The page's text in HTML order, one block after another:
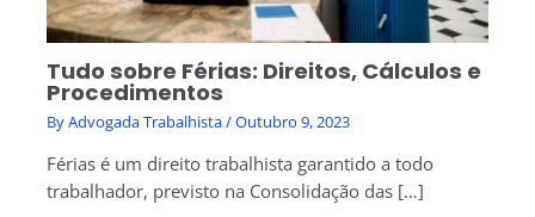
Tudo sobre Férias: Direitos, Cálculos e
Procedimentos
ByAdvogada Trabalhista/Outubro 9, 2023
Férias é um direito trabalhista garantido a todo
trabalhador, previsto na Consolidação das […]